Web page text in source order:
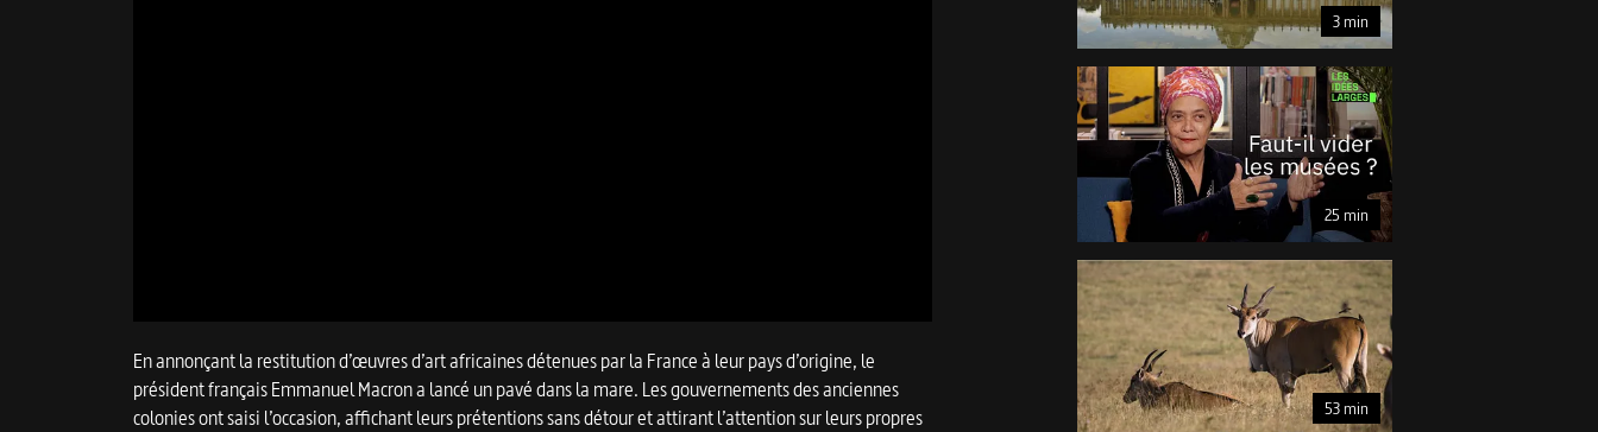
En annonçant la restitution d’œuvres d’art africaines détenues par la France à leur pays d’origine, le
président français Emmanuel Macron a lancé un pavé dans la mare. Les gouvernements des anciennes
colonies ont saisi l’occasion, affichant leurs prétentions sans détour et attirant l’attention sur leurs propres
3 min
Faut-il vider les musées ? Les idées larges avec Françoise Vergès 25
25 min
Faut-il vider les musées ? Les idées larges avec
ARTE Reportage Afrique / Inde 53 min
53 min
ARTE Reportage Afrique / Inde